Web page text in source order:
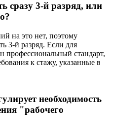
сразу 3-й разряд, или
на это нет, поэтому
3-й разряд. Если для
профессиональный стандарт,
к стажу, указанные в
необходимость
"рабочего